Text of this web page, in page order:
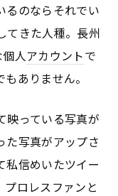
るのならそれでい
てきた人種。長州
人アカウントで
ありません。
映っている写真が
た写真がアップさ
私信めいたツイー
プロレスファンと